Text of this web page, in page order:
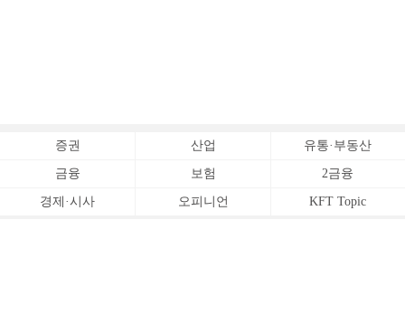
증권 산업 유통·부동산
금융 보험 2금융
경제·시사 오피니언 KFT Topic